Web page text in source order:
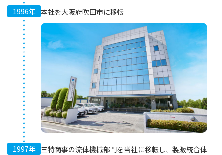
1996年 本社を大阪府吹田市に移転
1997年 三特商事の流体機械部門を当社に移転し、製販統合体